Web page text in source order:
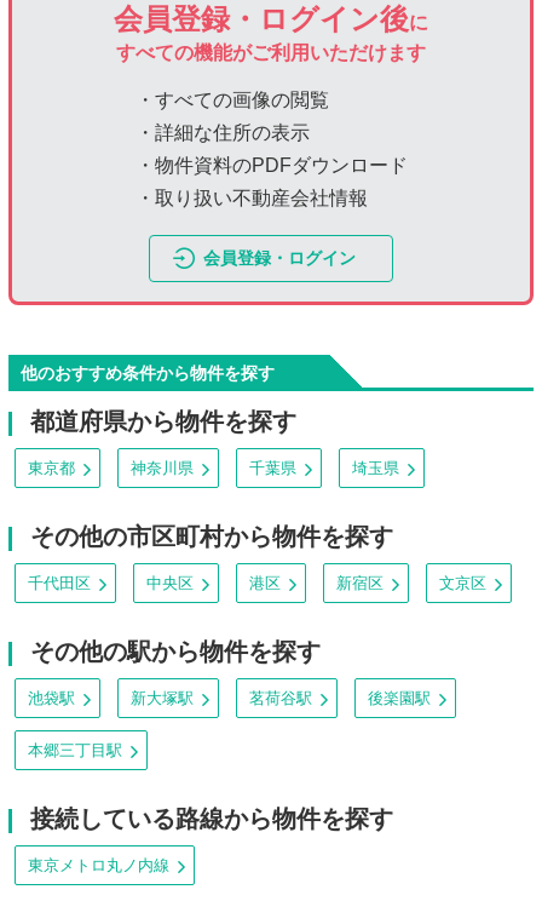
会員登録・ログイン後に
すべての機能がご利用いただけます
・すべての画像の閲覧
・詳細な住所の表示
・物件資料のPDFダウンロード
・取り扱い不動産会社情報
会員登録・ログイン
他のおすすめ条件から物件を探す
都道府県から物件を探す
東京都 神奈川県 千葉県 埼玉県
その他の市区町村から物件を探す
千代田区 中央区 港区 新宿区 文京区
その他の駅から物件を探す
池袋駅 新大塚駅 茗荷谷駅 後楽園駅
本郷三丁目駅
接続している路線から物件を探す
東京メトロ丸ノ内線